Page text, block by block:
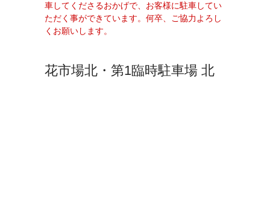
車してくださるおかげで、お客様に駐車してい
ただく事ができています。何卒、ご協力よろし
くお願いします。
花市場北・第1臨時駐車場 北